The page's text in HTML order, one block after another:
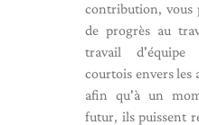
contribution, vous
de progrès au
travail d'équipe
courtois envers les
afin qu'à un
futur, ils puissent